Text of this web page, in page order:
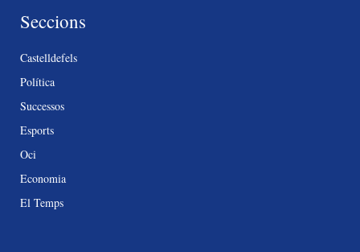
Seccions
Castelldefels
Política
Successos
Esports
Oci
Economia
El Temps